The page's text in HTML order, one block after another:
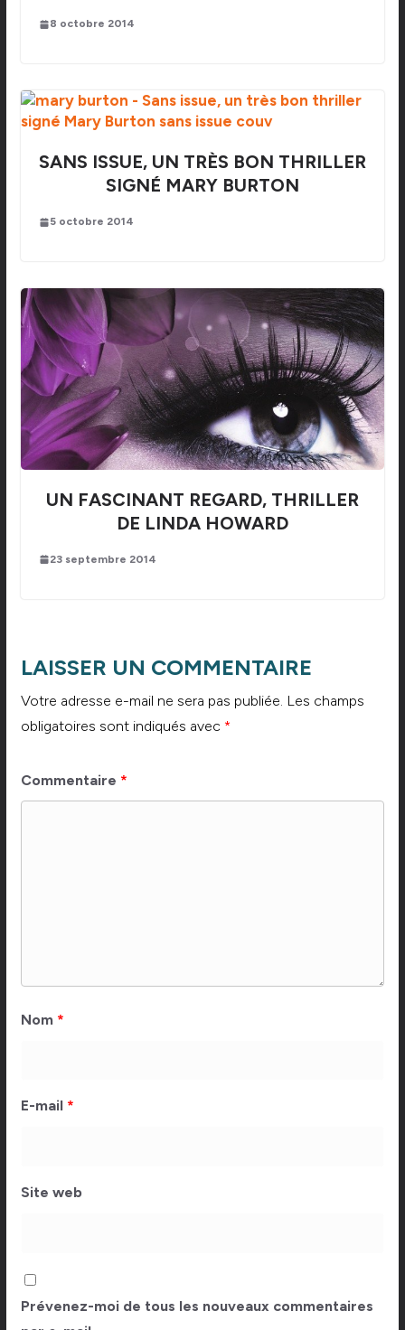
8 octobre 2014
SANS ISSUE, UN TRÈS BON THRILLER
SIGNÉ MARY BURTON
5 octobre 2014
UN FASCINANT REGARD, THRILLER
DE LINDA HOWARD
23 septembre 2014
LAISSER UN COMMENTAIRE
Votre adresse e-mail ne sera pas publiée. Les champs
obligatoires sont indiqués avec *
Commentaire *
Nom *
E-mail *
Site web
Prévenez-moi de tous les nouveaux commentaires